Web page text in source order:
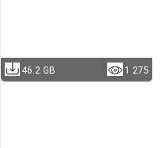
46.2 GB 1 275